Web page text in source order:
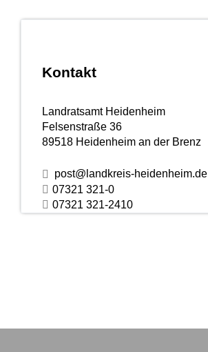
Kontakt
Landratsamt Heidenheim
Felsenstraße 36
89518 Heidenheim an der Brenz
post@landkreis-heidenheim.de
07321 321-0
07321 321-2410